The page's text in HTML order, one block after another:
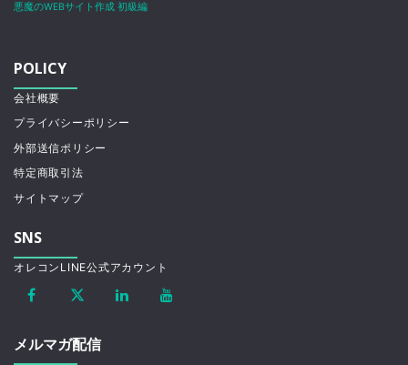
悪魔のWEBサイト作成 初級編
POLICY
会社概要
プライバシーポリシー
外部送信ポリシー
特定商取引法
サイトマップ
SNS
オレコンLINE公式アカウント
メルマガ配信